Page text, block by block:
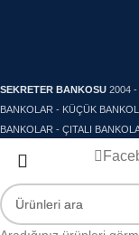
OFİS
SEKRETER BANKOSU 2004 -
BANKOLAR - KÜÇÜK
BANKOLAR - ÇITALI